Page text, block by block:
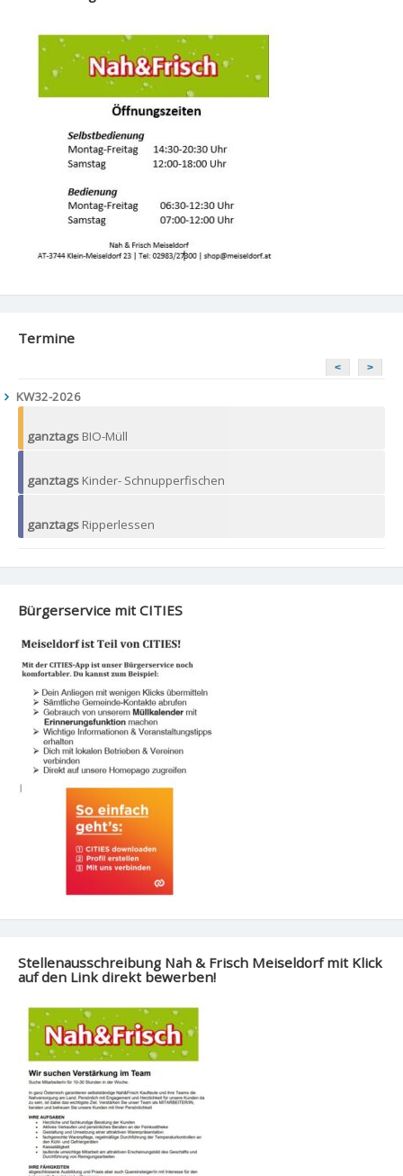
Termine
< >
KW32-2026
ganztags BIO-Müll
ganztags Kinder- Schnupperfischen
ganztags Ripperlessen
Bürgerservice mit CITIES
Stellenausschreibung Nah & Frisch Meiseldorf mit Klick
auf den Link direkt bewerben!